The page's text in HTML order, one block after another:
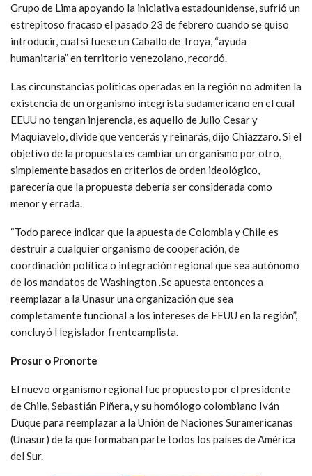
Grupo de Lima apoyando la iniciativa estadounidense, sufrió un
estrepitoso fracaso el pasado 23 de febrero cuando se quiso
introducir, cual si fuese un Caballo de Troya, “ayuda
humanitaria” en territorio venezolano, recordó.
Las circunstancias políticas operadas en la región no admiten la
existencia de un organismo integrista sudamericano en el cual
EEUU no tengan injerencia, es aquello de Julio Cesar y
Maquiavelo, divide que vencerás y reinarás, dijo Chiazzaro. Si el
objetivo de la propuesta es cambiar un organismo por otro,
simplemente basados en criterios de orden ideológico,
parecería que la propuesta debería ser considerada como
menor y errada.
“Todo parece indicar que la apuesta de Colombia y Chile es
destruir a cualquier organismo de cooperación, de
coordinación política o integración regional que sea autónomo
de los mandatos de Washington .Se apuesta entonces a
reemplazar a la Unasur una organización que sea
completamente funcional a los intereses de EEUU en la región”,
concluyó l legislador frenteamplista.
Prosur o Pronorte
El nuevo organismo regional fue propuesto por el presidente
de Chile, Sebastián Piñera, y su homólogo colombiano Iván
Duque para reemplazar a la Unión de Naciones Suramericanas
(Unasur) de la que formaban parte todos los países de América
del Sur.